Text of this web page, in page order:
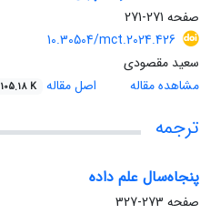
صفحه 271-271
10.30504/mct.2024.426
سعید مقصودی
مشاهده مقاله
اصل مقاله 105.18 K
ترجمه
پنجاه‌سال علم داده
صفحه 273-327